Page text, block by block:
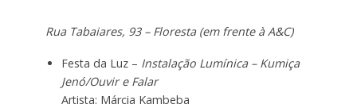
Rua Tabaiares, 93 – Floresta (em frente à A&C)
Festa da Luz – Instalação Lumínica – Kumiça
Jenó/Ouvir e Falar
Artista: Márcia Kambeba